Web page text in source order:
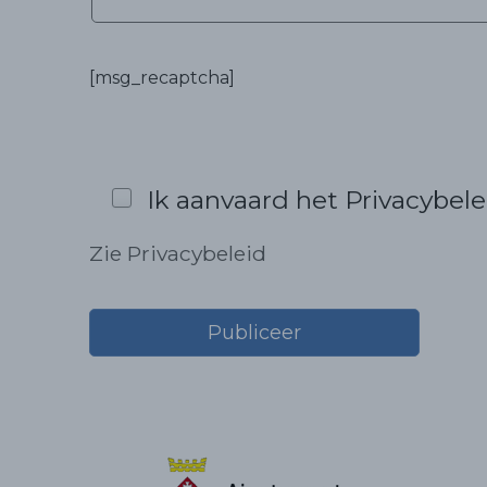
[msg_recaptcha]
Ik aanvaard het
Zie Privacybeleid